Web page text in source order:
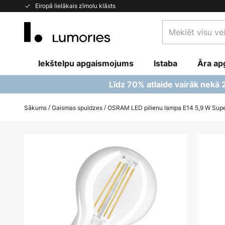
Eiropā lielākais zīmolu klāsts
Skip
visu
šeit...
Iekštelpu apgaismojums Istaba Āra
Līdz 70% atlaide vairāk nekā
Sākums Gaismas spuldzes OSRAM LED pilienu lampa E14 5,9 W